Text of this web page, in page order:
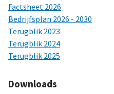
Factsheet 2026
Bedrijfsplan 2026 - 2030
Terugblik 2023
Terugblik 2024
Terugblik 2025
Downloads